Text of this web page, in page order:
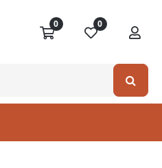
0 0